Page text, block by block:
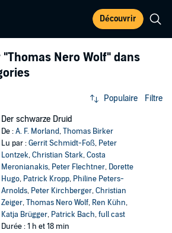
Découvrir
"Thomas Nero Wolf" dans
Populaire Filtre
Der schwarze Druid
De :A. F. Morland,Thomas Birker
Lu par :Gerrit Schmidt-Foß, Peter
Lontzek,Christian Stark,Costa
Meronianakis, Peter Flechtner, Dorette
Hugo, Patrick Kropp, Philine Peters-
Arnolds, Peter Kirchberger,Christian
Zeiger,Thomas Nero Wolf, Ren Kühn,
Katja Brügger, Patrick Bach,full cast
Durée : 1 h et 18 min